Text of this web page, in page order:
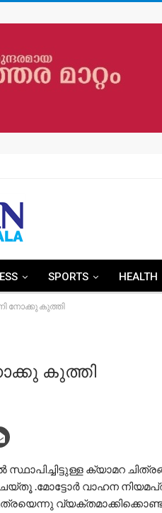
SPORTS HEALTH
നോക്കു കുത്തി
കുത്തി
ക്യാമറ
.മോട്ടോർ വാഹന